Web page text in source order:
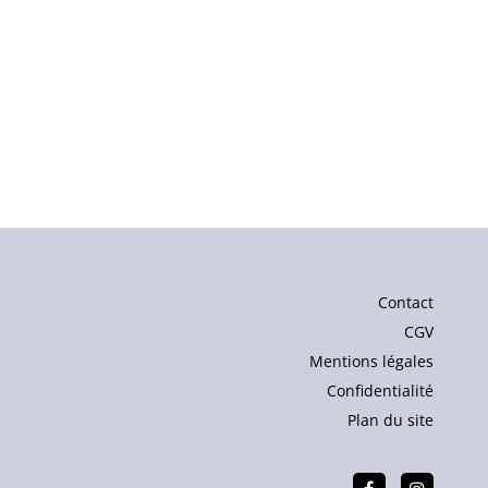
Contact
CGV
Mentions légales
Confidentialité
Plan du site